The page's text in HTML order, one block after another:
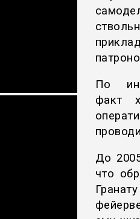
По
факт
До
что